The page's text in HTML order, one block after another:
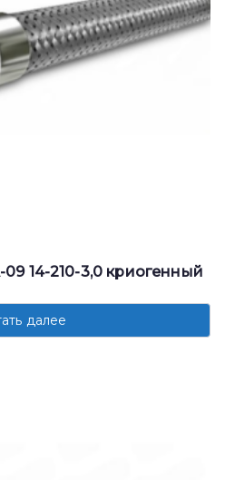
14-210-3,0 криогенный
далее